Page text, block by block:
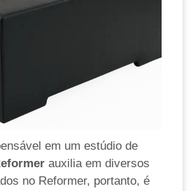
em um estúdio de
auxilia em diversos
no Reformer, portanto, é